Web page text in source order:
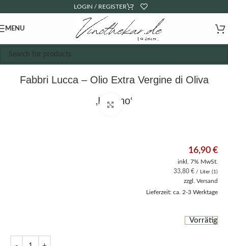
LOGIN / REGISTER
MENU
Fabbri Lucca – Olio Extra Vergine di Oliva
‚Italiano‘Click to enlarge
16,90 €
inkl. 7% MwSt.
33,80 € / Liter (1)
zzgl. Versand
Lieferzeit: ca. 2-3 Werktage
Vorrätig